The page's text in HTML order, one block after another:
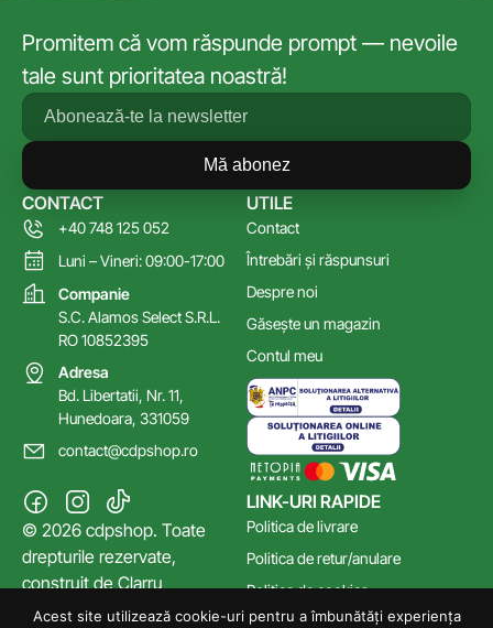
Promitem că vom răspunde prompt — nevoile
tale sunt prioritatea noastră!
Mă abonez
LINK-URI RAPIDE
Politica de livrare
Politica de retur/anulare
Politica de cookies
Poltica de confidențialitate
UTILE
Contact
Întrebări și răspunsuri
Despre noi
Găsește un magazin
Contul meu
CONTACT
+40 748 125 052
Luni – Vineri: 09:00-17:00
Companie
S.C. Alamos Select S.R.L.
RO 10852395
Adresa
Bd. Libertatii, Nr. 11,
Hunedoara, 331059
contact@cdpshop.ro
© 2026 cdpshop. Toate
drepturile rezervate,
construit de Clarru
Acest site utilizează cookie-uri pentru a îmbunătăți experiența